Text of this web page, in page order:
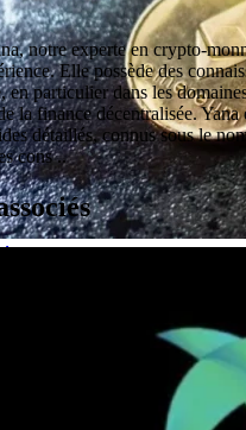
enregistrent des milliards
nouveaux sommets
notre experte en crypto-
Elle possède des
en particulier dans les
la finance décentralisée. Yana
détaillés, connus sous le
cons ..